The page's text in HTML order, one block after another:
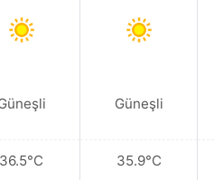
36.5°C
Güneşli
35.9°C